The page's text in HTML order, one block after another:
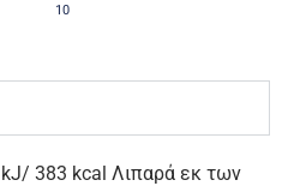
10
383 kcal Λιπαρά εκ των